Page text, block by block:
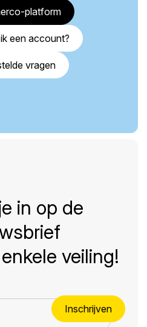
platform
een account?
vragen
in op de
veiling!
Inschrijven